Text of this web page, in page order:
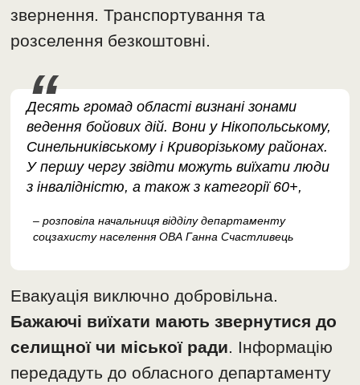
звернення. Транспортування та
розселення безкоштовні.
Десять громад області визнані зонами
ведення бойових дій. Вони у Нікопольському,
Синельниківському і Криворізькому районах.
У першу чергу звідти можуть виїхати люди
з інвалідністю, а також з категорії 60+,
– розповіла начальниця відділу департаменту
соцзахисту населення ОВА Ганна Счастливець
Евакуація виключно добровільна.
Бажаючі виїхати мають звернутися до
селищної чи міської ради. Інформацію
передадуть до обласного департаменту